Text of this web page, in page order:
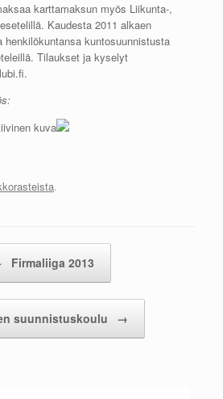
karttamaksun myös Liikunta-,
Kaudesta 2011 alkaen
kuntosuunnistusta
Tilaukset ja kyselyt
.
Firmaliiga 2013
suunnistuskoulu →